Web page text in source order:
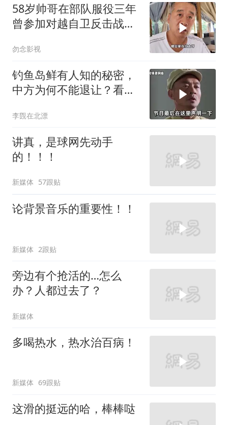
58岁帅哥在部队服役三年
曾参加对越自卫反击战讲
勿念影视
钓鱼岛鲜有人知的秘密，
中方为何不能退让？看完
李覴在北漂
讲真，是球网先动手
的！！！
新媒体 57跟贴
论背景音乐的重要性！！
新媒体 2跟贴
旁边有个抢活的…怎么
办？人都过去了？
新媒体
多喝热水，热水治百病！
新媒体 69跟贴
这滑的挺远的哈，棒棒哒